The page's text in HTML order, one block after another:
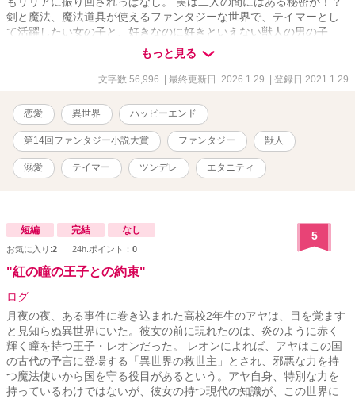
剣と魔法、魔法道具が使えるファンタジーな世界で、テイマーとし
て活躍したい女の子と、好きなのに好きといえない獣人の男の子
の、勘違い、溺愛、ジレジレ、時にヤンデレなドタバタ系ラブコメ
です！ 『王女様は聖女様！？おてんば姫の冒険録～全属性の賢者、
500年後に転生する！ペットのドラゴンが迷子なので冒険者になって
登場予定です。お楽しみに！ 小説家になろう、他サイトでも掲載し
ています。
もっと見る
文字数 56,996 | 最終更新日 2026.1.29 | 登録日 2021.1.29
恋愛 異世界 ハッピーエンド
第14回ファンタジー小説大賞 ファンタジー 獣人
溺愛 テイマー ツンデレ エタニティ
短編 完結 なし
お気に入り:2 24h.ポイント： 0
5
"紅の瞳の王子との約束"
ログ
月夜の夜、ある事件に巻き込まれた高校2年生のアヤは、目を覚ます
と見知らぬ異世界にいた。彼女の前に現れたのは、炎のように赤く
輝く瞳を持つ王子・レオンだった。 レオンによれば、アヤはこの国
の古代の予言に登場する「異世界の救世主」とされ、邪悪な力を持
つ魔法使いから国を守る役目があるという。アヤ自身、特別な力を
持っているわけではないが、彼女の持つ現代の知識が、この世界に